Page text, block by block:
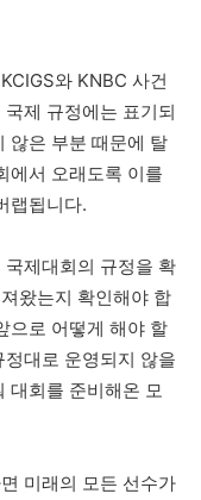
와 KNBC 사건
제 규정에는 표기되
않은 부분 때문에 탈
에서 오래도록 이를
랩됩니다.
제대회의 규정을 확
왔는지 확인해야 합
으로 어떻게 해야 할
대로 운영되지 않을
대회를 준비해온 모
미래의 모든 선수가